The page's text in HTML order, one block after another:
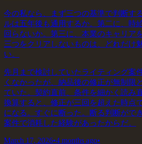
今の私なら、まず三つの基準で判断す
ルは五年後も通用するか。第二に、時
回らないか。第三に、本業のキャリア
三つをクリアしないものは、どれだけ
い。
先月まで検討していたライティング案
くなかったが、納品後の修正が無制限
ていた。契約直前、条件を細かく読み
換算すると、修正が三回を超えた時点
になる。すぐに断った。断る判断がで
案件で消耗した経験があったからだ。
March 17, 2026•4 months ago•